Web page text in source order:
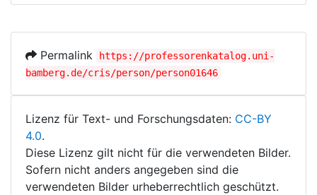
Permalink
https://professorenkatalog.uni-
bamberg.de/cris/person/person01646
Lizenz für Text- und Forschungsdaten: CC-BY
4.0.
Diese Lizenz gilt nicht für die verwendeten Bilder.
Sofern nicht anders angegeben sind die
verwendeten Bilder urheberrechtlich geschützt.